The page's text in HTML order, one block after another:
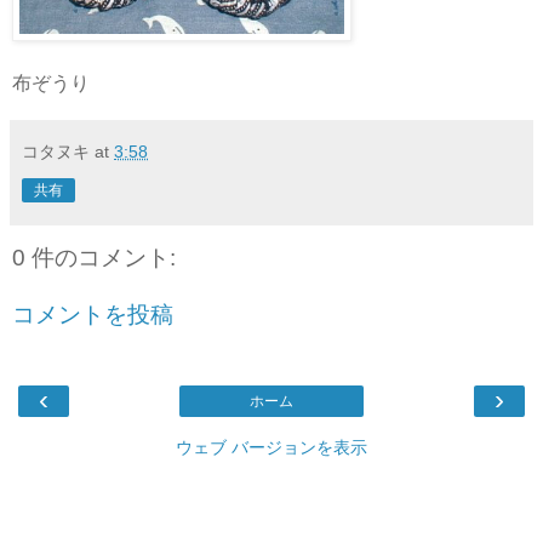
布ぞうり
コタヌキ at 3:58
共有
0 件のコメント:
コメントを投稿
‹ ›
ホーム
ウェブ バージョンを表示